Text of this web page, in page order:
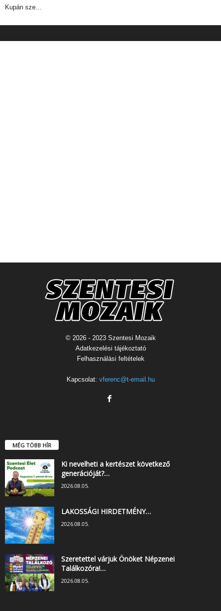
Kupán sze…
© 2026 - 2023 Szentesi Mozaik
Adatkezelési tájékoztató
Felhasználási feltételek
Kapcsolat: vferenc@t-email.hu
MÉG TÖBB HÍR
Ki nevelheti a kertészet következő
generációját?…
2026.08.05.
LAKOSSÁGI HIRDETMÉNY…
2026.08.05.
Szeretettel várjuk Önöket Népzenei
Találkozóra!…
2026.08.05.